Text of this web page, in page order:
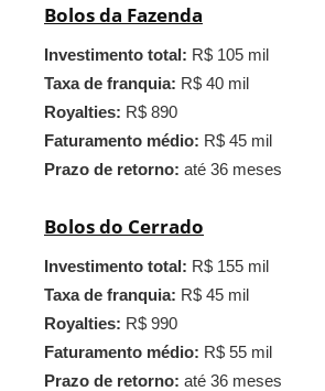
Bolos da Fazenda
Investimento total: R$ 105 mil
Taxa de franquia: R$ 40 mil
Royalties: R$ 890
Faturamento médio: R$ 45 mil
Prazo de retorno: até 36 meses
Bolos do Cerrado
Investimento total: R$ 155 mil
Taxa de franquia: R$ 45 mil
Royalties: R$ 990
Faturamento médio: R$ 55 mil
Prazo de retorno: até 36 meses